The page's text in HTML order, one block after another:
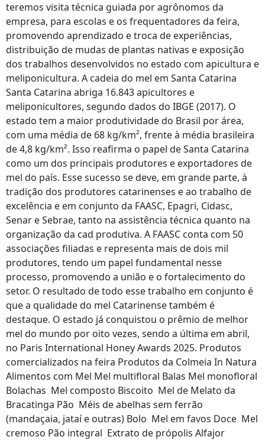
teremos visita técnica guiada por agrônomos da
empresa, para escolas e os frequentadores da feira,
promovendo aprendizado e troca de experiências,
distribuição de mudas de plantas nativas e exposição
dos trabalhos desenvolvidos no estado com apicultura e
meliponicultura. A cadeia do mel em Santa Catarina
Santa Catarina abriga 16.843 apicultores e
meliponicultores, segundo dados do IBGE (2017). O
estado tem a maior produtividade do Brasil por área,
com uma média de 68 kg/km², frente à média brasileira
de 4,8 kg/km². Isso reafirma o papel de Santa Catarina
como um dos principais produtores e exportadores de
mel do país. Esse sucesso se deve, em grande parte, à
tradição dos produtores catarinenses e ao trabalho de
excelência e em conjunto da FAASC, Epagri, Cidasc,
Senar e Sebrae, tanto na assistência técnica quanto na
organização da cad produtiva. A FAASC conta com 50
associações filiadas e representa mais de dois mil
produtores, tendo um papel fundamental nesse
processo, promovendo a união e o fortalecimento do
setor. O resultado de todo esse trabalho em conjunto é
que a qualidade do mel Catarinense também é
destaque. O estado já conquistou o prêmio de melhor
mel do mundo por oito vezes, sendo a última em abril,
no Paris International Honey Awards 2025. Produtos
comercializados na feira Produtos da Colmeia In Natura
Alimentos com Mel Mel multifloral Balas Mel monofloral
Bolachas Mel composto Biscoito Mel de Melato da
Bracatinga Pão Méis de abelhas sem ferrão
(mandaçaia, jataí e outras) Bolo Mel em favos Doce Mel
cremoso Pão integral Extrato de própolis Alfajor